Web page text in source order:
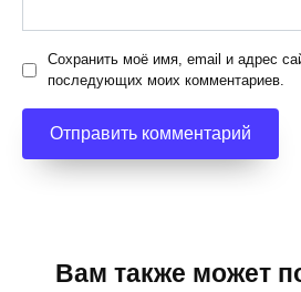
Сохранить моё имя, email и адрес
последующих моих комментариев.
Вам также может